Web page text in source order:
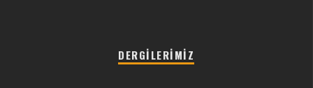
DERGILERIMIZ